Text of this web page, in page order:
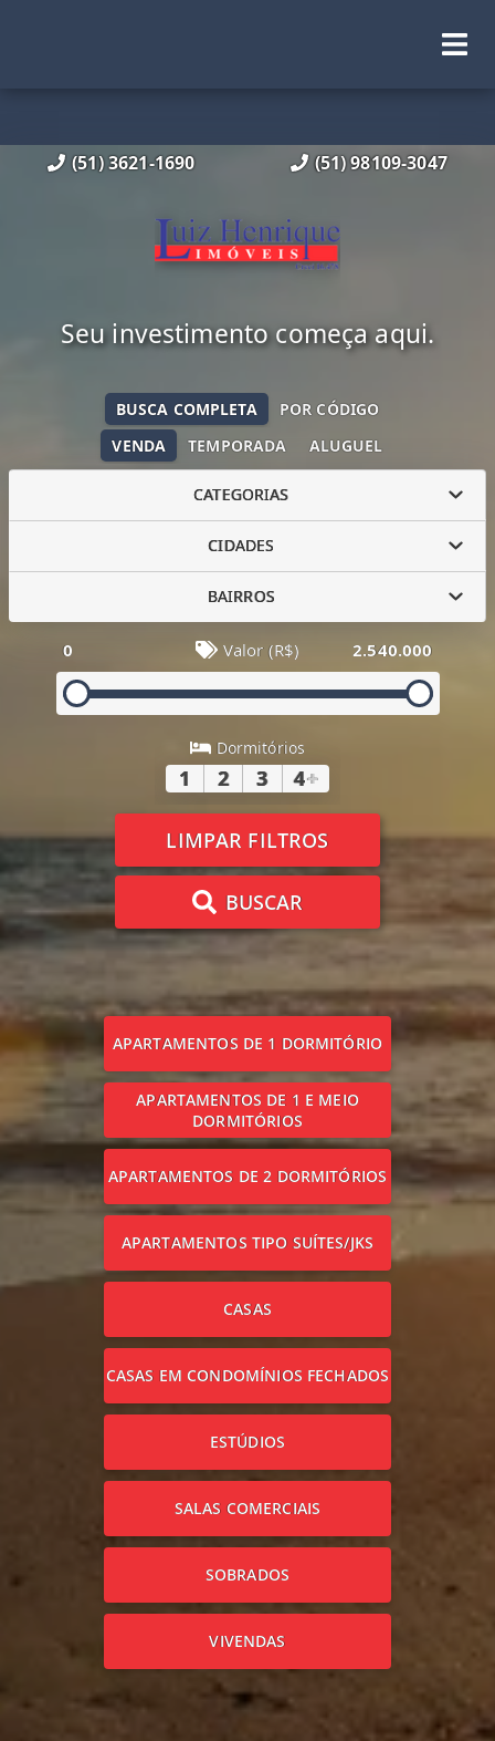
(51) 3621-1690 (51) 98109-3047
Seu investimento começa aqui.
VENDA TEMPORADA ALUGUEL
BUSCA COMPLETA POR CÓDIGO
CATEGORIAS
CIDADES
BAIRROS
0 Valor (R$) 2.540.000
Dormitórios
1 2 3 4+
LIMPAR FILTROS
BUSCAR
APARTAMENTOS DE 1 DORMITÓRIO
APARTAMENTOS DE 1 E MEIO
DORMITÓRIOS
APARTAMENTOS DE 2 DORMITÓRIOS
APARTAMENTOS TIPO SUÍTES/JKS
CASAS
CASAS EM CONDOMÍNIOS FECHADOS
ESTÚDIOS
SALAS COMERCIAIS
SOBRADOS
VIVENDAS